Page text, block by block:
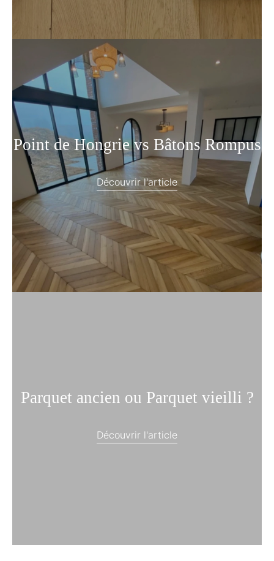
Point de Hongrie vs Bâtons Rompus
Découvrir l'article
Parquet ancien ou Parquet vieilli ?
Découvrir l'article